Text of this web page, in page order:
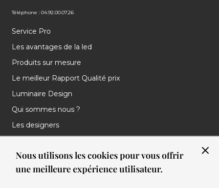
Nous utilisons les cookies pour vous offrir
une meilleure expérience utilisateur.
Téléphone : 04.92.00.07.26
Service Pro
Les avantages de la led
Produits sur mesure
Le meilleur Rapport Qualité prix
Luminaire Design
Qui sommes nous ?
Les designers
Nos réalisations
Nos Clients